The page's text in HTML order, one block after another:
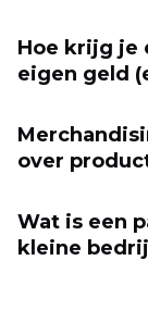
Hoe krijg je
eigen geld
over
Wat is een
kleine